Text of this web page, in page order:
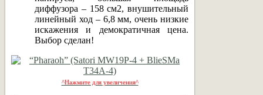
диффузора – 158 см2, внушительный
линейный ход – 6,8 мм, очень низкие
искажения и демократичная цена.
Выбор сделан!
^Нажмите для увеличения^